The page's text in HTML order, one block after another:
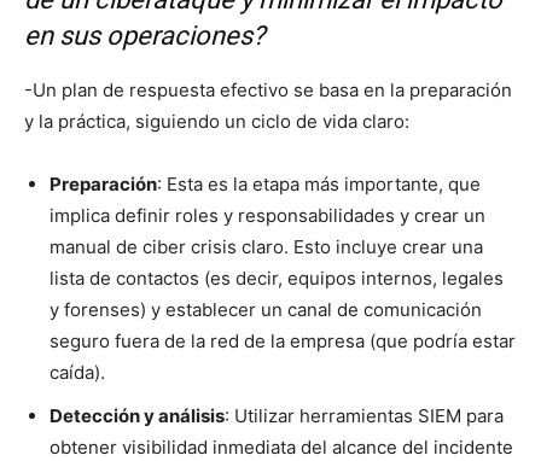
en sus operaciones?
-Un plan de respuesta efectivo se basa en la preparación
y la práctica, siguiendo un ciclo de vida claro:
Preparación: Esta es la etapa más importante, que
implica definir roles y responsabilidades y crear un
manual de ciber crisis claro. Esto incluye crear una
lista de contactos (es decir, equipos internos, legales
y forenses) y establecer un canal de comunicación
seguro fuera de la red de la empresa (que podría estar
caída).
Detección y análisis: Utilizar herramientas SIEM para
obtener visibilidad inmediata del alcance del incidente